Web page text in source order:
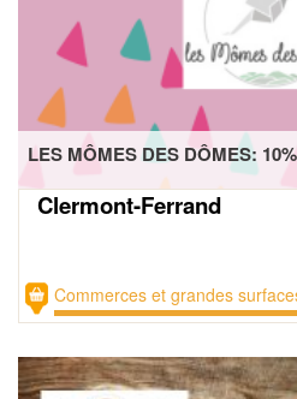
LES MÔMES DES DÔMES:
Clermont-Ferrand
Commerces et grandes